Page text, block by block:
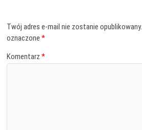
Twój adres e-mail nie zostanie opublikowany.
oznaczone*
Komentarz*